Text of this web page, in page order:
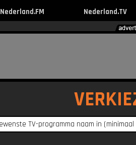
Nederland.FM Nederland.TV